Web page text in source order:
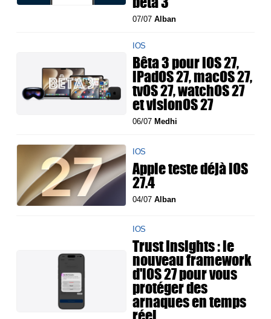
07/07Alban
IOS
Bêta 3 pour iOS 27,
iPadOS 27, macOS 27,
tvOS 27, watchOS 27
et visionOS 27
06/07 Medhi
IOS
Apple teste déjà iOS
27.4
04/07Alban
IOS
Trust Insights : le
nouveau framework
d'iOS 27 pour vous
protéger des
arnaques en temps